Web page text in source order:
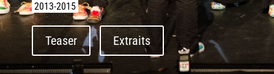
2013-2015
Teaser Extraits